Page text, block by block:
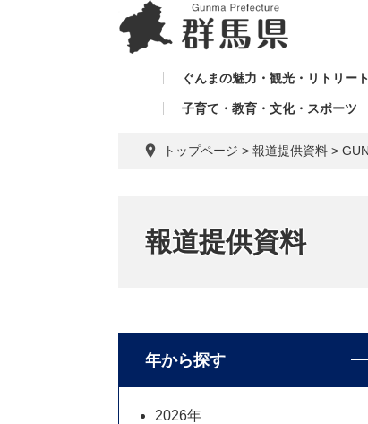
ぐんまの魅力・観光・リトリート
子育て・教育・文化・スポーツ
トップページ > 報道提供資料 >
報道提供資料
年から探す
2026年